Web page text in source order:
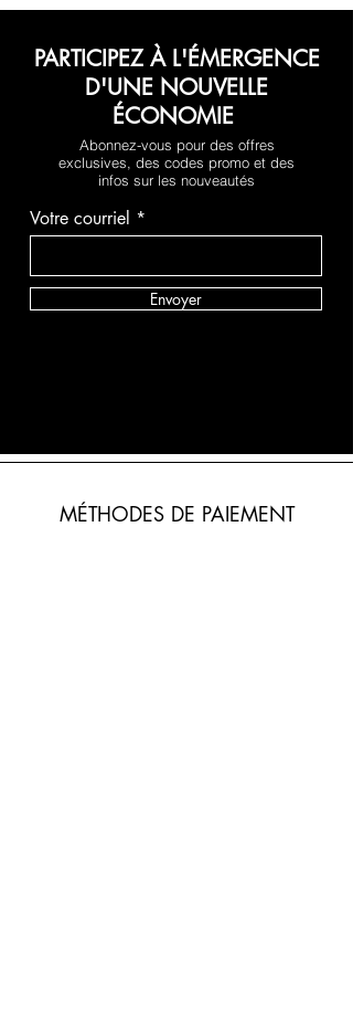
PARTICIPEZ À L'ÉMERGENCE
D'UNE NOUVELLE
ÉCONOMIE
Abonnez-vous pour des offres
exclusives, des codes promo et des
infos sur les nouveautés
Votre courriel
Envoyer
MÉTHODES DE PAIEMENT